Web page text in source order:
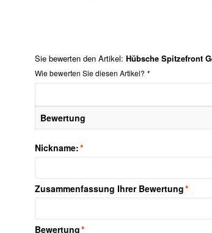
Sie bewerten den Artikel: Hübsche Spitzefront
Wie bewerten Sie diesen Artikel? *
Bewertung
*
Nickname:
*
Zusammenfassung Ihrer Bewertung
*
Bewertung